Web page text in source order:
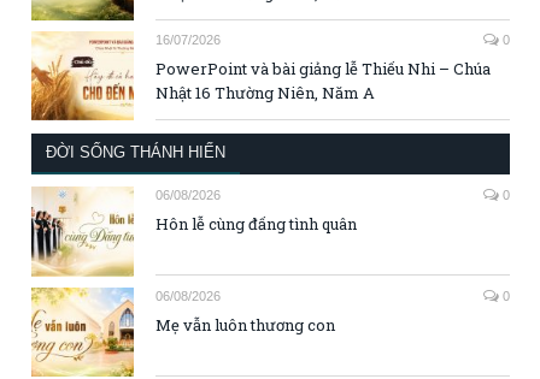
16/07/2026 0
PowerPoint và bài giảng lễ Thiếu Nhi – Chúa
Nhật 16 Thường Niên, Năm A
ĐỜI SỐNG THÁNH HIẾN
06/08/2026 0
Hôn lễ cùng đấng tình quân
06/08/2026 0
Mẹ vẫn luôn thương con